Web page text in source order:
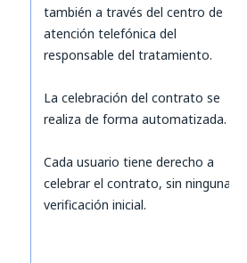
también a través del centro de
atención telefónica del
responsable del tratamiento.
La celebración del contrato se
realiza de forma automatizada.
Cada usuario tiene derecho a
celebrar el contrato, sin ninguna
verificación inicial.